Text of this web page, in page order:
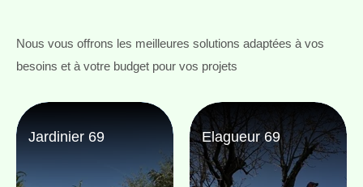
Nous vous offrons les meilleures solutions adaptées à vos
besoins et à votre budget pour vos projets
Jardinier 69 Elagueur 69